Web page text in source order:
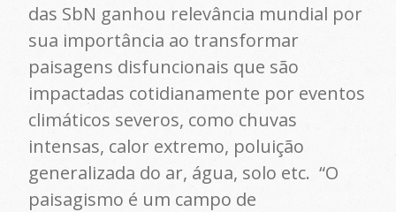
das SbN ganhou relevância mundial por
sua importância ao transformar
paisagens disfuncionais que são
impactadas cotidianamente por eventos
climáticos severos, como chuvas
intensas, calor extremo, poluição
generalizada do ar, água, solo etc. “O
paisagismo é um campo de